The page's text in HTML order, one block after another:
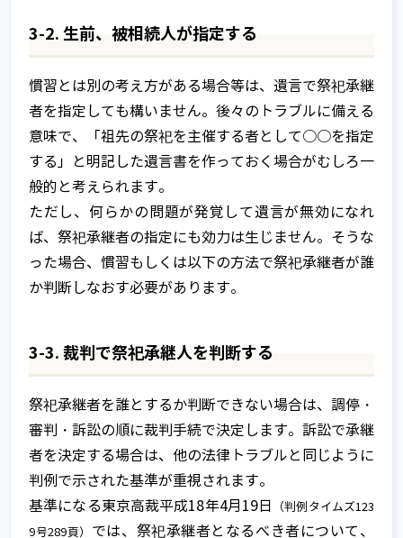
3-2. 生前、被相続人が指定する
慣習とは別の考え方がある場合等は、遺言で祭祀承継
者を指定しても構いません。後々のトラブルに備える
意味で、「祖先の祭祀を主催する者として○○を指定
する」と明記した遺言書を作っておく場合がむしろ一
般的と考えられます。
ただし、何らかの問題が発覚して遺言が無効になれ
ば、祭祀承継者の指定にも効力は生じません。そうな
った場合、慣習もしくは以下の方法で祭祀承継者が誰
か判断しなおす必要があります。
3-3. 裁判で祭祀承継人を判断する
祭祀承継者を誰とするか判断できない場合は、調停・
審判・訴訟の順に裁判手続で決定します。訴訟で承継
者を決定する場合は、他の法律トラブルと同じように
判例で示された基準が重視されます。
基準になる東京高裁平成18年4月19日
（判例タイムズ123
9号289頁） では、祭祀承継者となるべき者について、